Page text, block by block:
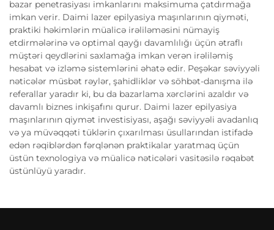
bazar penetrasiyası imkanlarını maksimuma çatdırmağa
imkan verir. Daimi lazer epilyasiya maşınlarının qiyməti,
praktiki həkimlərin müalicə irəliləməsini nümayiş
etdirmələrinə və optimal qayğı davamlılığı üçün ətraflı
müştəri qeydlərini saxlamağa imkan verən irəliləmiş
hesabat və izləmə sistemlərini əhatə edir. Peşəkar səviyyəli
nəticələr müsbət rəylər, şahidliklər və söhbət-danışma ilə
referallar yaradır ki, bu da bazarlama xərclərini azaldır və
davamlı biznes inkişafını qurur. Daimi lazer epilyasiya
maşınlarının qiymət investisiyası, aşağı səviyyəli avadanlıq
və ya müvəqqəti tüklərin çıxarılması üsullarından istifadə
edən rəqiblərdən fərqlənən praktikalar yaratmaq üçün
üstün texnologiya və müalicə nəticələri vasitəsilə rəqabət
üstünlüyü yaradır.